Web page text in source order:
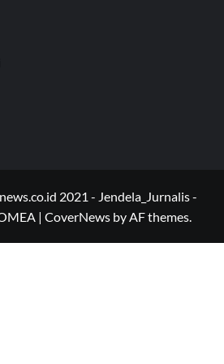
2021 - Jendela_Jurnalis -
| CoverNews by AF themes.